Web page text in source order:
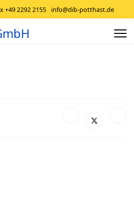
+49 2292 2155 info@dib-potthast.de